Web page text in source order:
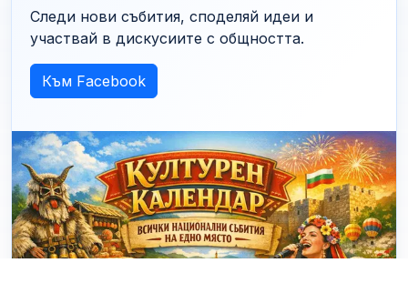
Следи нови събития, споделяй идеи и
участвай в дискусиите с общността.
Към Facebook